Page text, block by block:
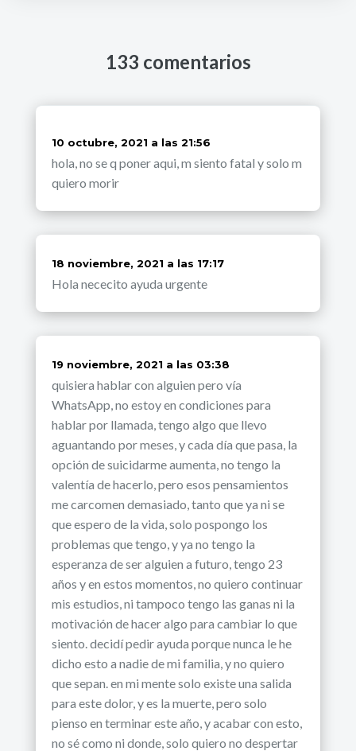
133 comentarios
dice:
10 octubre, 2021 a las 21:56
hola, no se q poner aqui, m siento fatal y solo m
quiero morir
dice:
18 noviembre, 2021 a las 17:17
Hola nececito ayuda urgente
dice:
19 noviembre, 2021 a las 03:38
quisiera hablar con alguien pero vía
WhatsApp, no estoy en condiciones para
hablar por llamada, tengo algo que llevo
aguantando por meses, y cada día que pasa, la
opción de suicidarme aumenta, no tengo la
valentía de hacerlo, pero esos pensamientos
me carcomen demasiado, tanto que ya ni se
que espero de la vida, solo pospongo los
problemas que tengo, y ya no tengo la
esperanza de ser alguien a futuro, tengo 23
años y en estos momentos, no quiero continuar
mis estudios, ni tampoco tengo las ganas ni la
motivación de hacer algo para cambiar lo que
siento. decidí pedir ayuda porque nunca le he
dicho esto a nadie de mi familia, y no quiero
que sepan. en mi mente solo existe una salida
para este dolor, y es la muerte, pero solo
pienso en terminar este año, y acabar con esto,
no sé como ni donde, solo quiero no despertar